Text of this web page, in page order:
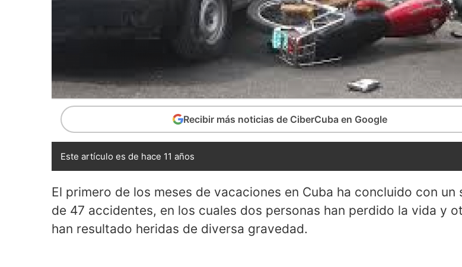
Recibir más noticias de CiberCuba en Google
Este artículo es de hace 11 años
El primero de los meses de vacaciones en Cuba ha concluido con un
de 47 accidentes, en los cuales dos personas han perdido la vida y
han resultado heridas de diversa gravedad.